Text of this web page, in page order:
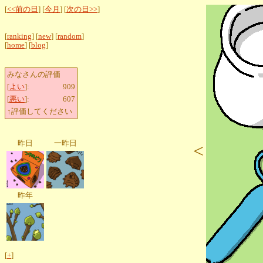
[<<前の日 ] [今月 ] [次の日>>]
[ranking] [new] [random]
[home] [blog]
みなさんの評価
[よい]:
909
[悪い]:
607
↑評価してください
昨日 一昨日
昨年
[+]
<